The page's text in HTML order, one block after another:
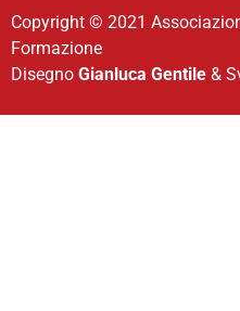
Copyright © 2021
Formazione
Disegno Gianluca Gentile &